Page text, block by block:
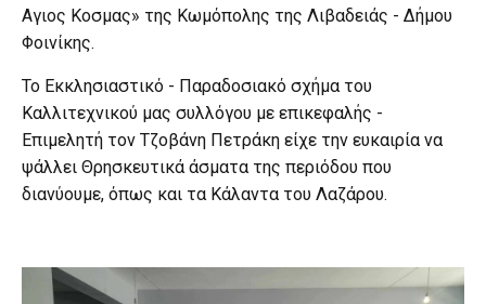
Αγιος Κοσμας» της Κωμόπολης της Λιβαδειάς - Δήμου
Φοινίκης.
Το Εκκλησιαστικό - Παραδοσιακό σχήμα του
Καλλιτεχνικού μας συλλόγου με επικεφαλής -
Επιμελητή τον Τζοβάνη Πετράκη είχε την ευκαιρία να
ψάλλει Θρησκευτικά άσματα της περιόδου που
διανύουμε, όπως και τα Κάλαντα του Λαζάρου.